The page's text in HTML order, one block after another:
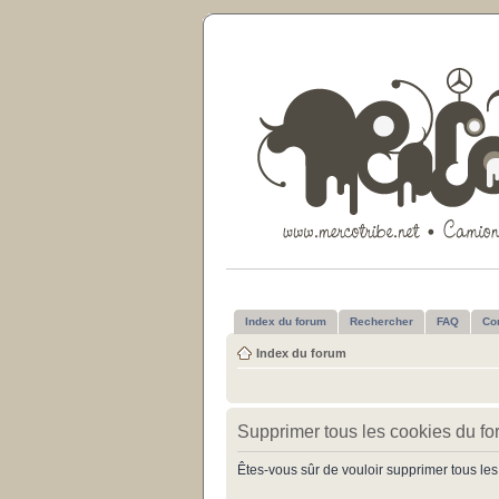
Index du forum Rechercher FAQ
Index du forum
Supprimer tous les cookies du
Êtes-vous sûr de vouloir supprimer tous